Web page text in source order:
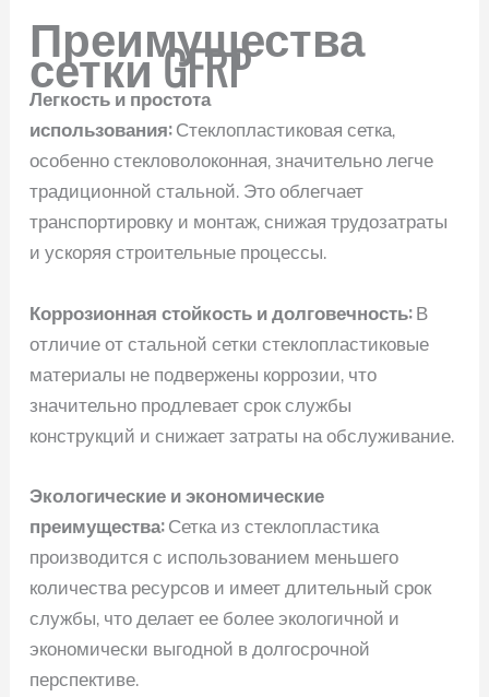
Преимущества
сетки GFRP
Легкость и простота
использования:Стеклопластиковая сетка,
особенно стекловолоконная, значительно легче
традиционной стальной. Это облегчает
транспортировку и монтаж, снижая трудозатраты
и ускоряя строительные процессы.
Коррозионная стойкость и долговечность:В
отличие от стальной сетки стеклопластиковые
материалы не подвержены коррозии, что
значительно продлевает срок службы
конструкций и снижает затраты на обслуживание.
Экологические и экономические
преимущества:Сетка из стеклопластика
производится с использованием меньшего
количества ресурсов и имеет длительный срок
службы, что делает ее более экологичной и
экономически выгодной в долгосрочной
перспективе.